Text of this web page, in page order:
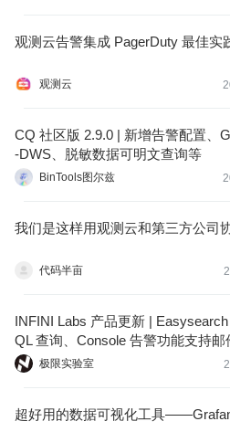
观测云告警集成 PagerDuty 最佳实
观测云
CQ 社区版 2.9.0 | 新增告警配置、
-DWS、脱敏数据可明文查询等
BinTools图尔兹
我们是这样用观测云和第三方公司
代码半亩
INFINI Labs 产品更新 |
QL 查询、Console 告警功能支持邮
道
极限实验室
超好用的数据可视化工具